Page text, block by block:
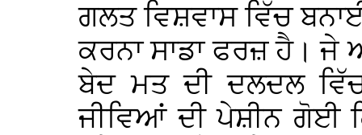
ਗਲਤ ਵਿਸ਼ਵਾਸ ਵਿੱਚ
ਕਰਨਾ ਸਾਡਾ ਫਰਜ਼ ਹੈ। ਜੇ
ਬੇਦ ਮਤ ਦੀ ਦਲਦਲ
ਜੀਵਿਆਂ ਦੀ ਪੇਸ਼ੀਨ ਗੋਈ